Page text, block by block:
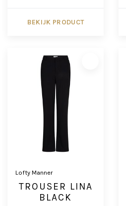
BEKIJK PRODUCT
Lofty Manner
TROUSER LINA
BLACK